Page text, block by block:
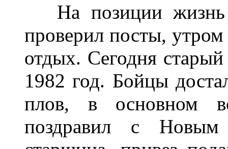
На позиции жизнь
проверил посты,
отдых. Сегодня
1982 год. Бойцы
плов, в основном
поздравил с